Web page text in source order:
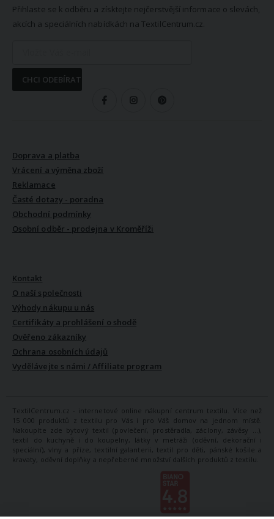
Přihlaste se k odběru a získtejte nejčerstvější informace o slevách,
akcích a speciálních nabídkách na TextilCentrum.cz.
CHCI ODEBÍRAT
Doprava a platba
Vrácení a výměna zboží
Reklamace
Časté dotazy - poradna
Obchodní podmínky
Osobní odběr - prodejna v Kroměříži
Kontakt
O naší společnosti
Výhody nákupu u nás
Certifikáty a prohlášení o shodě
Ověřeno zákazníky
Ochrana osobních údajů
Vydělávejte s námi / Affiliate program
TextilCentrum.cz - internetové online nákupní centrum textilu. Více než
15 000 produktů z textilu pro Vás i pro Váš domov na jednom místě.
Nakoupíte zde bytový textil (povlečení, prostěradla, záclony, závěsy ...),
textil do kuchyně i do koupelny, látky v metráži (oděvní, dekorační i
speciální), vlny a příze, textilní galanterii, textil pro děti, pánské košile a
kravaty, oděvní doplňky a nepřeberné množství dalších produktů z textilu.